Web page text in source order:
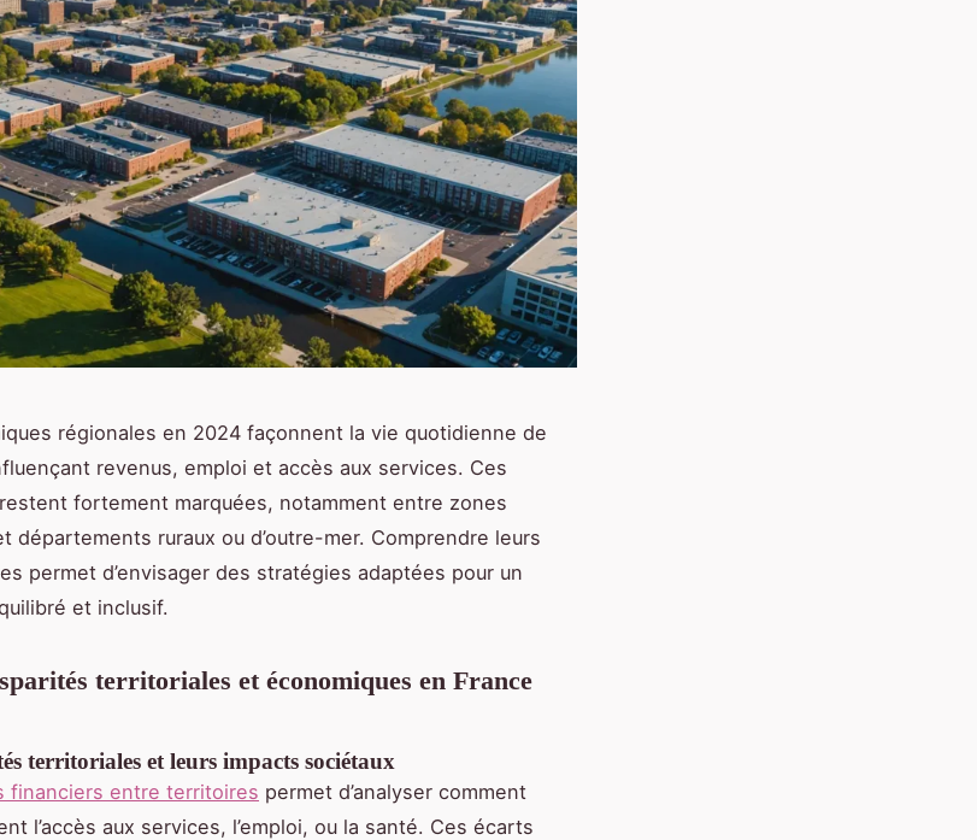
régionales en 2024 façonnent la vie quotidienne de
revenus, emploi et accès aux services. Ces
fortement marquées, notamment entre zones
départements ruraux ou d’outre-mer. Comprendre leurs
permet d’envisager des stratégies adaptées pour un
et inclusif.
territoriales et économiques en France
territoriales et leurs impacts sociétaux
financiers entre territoires permet d’analyser comment
l’accès aux services, l’emploi, ou la santé. Ces écarts